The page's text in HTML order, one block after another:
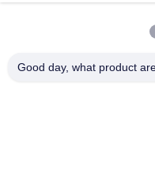
Dachplatte Profiliermaschine
Dachziegel
Floor Deck Profiliermaschine
Deckungs-Blatt-
Good day, what product